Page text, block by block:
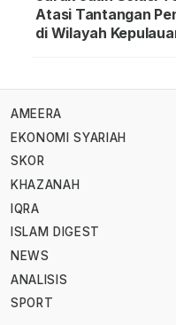
Atasi Tantangan
di Wilayah
AMEERA
EKONOMI SYARIAH
SKOR
KHAZANAH
IQRA
ISLAM DIGEST
NEWS
ANALISIS
SPORT